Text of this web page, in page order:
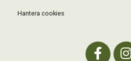
Hantera cookies